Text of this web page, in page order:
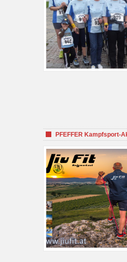
PFEFFER Kampfsport-